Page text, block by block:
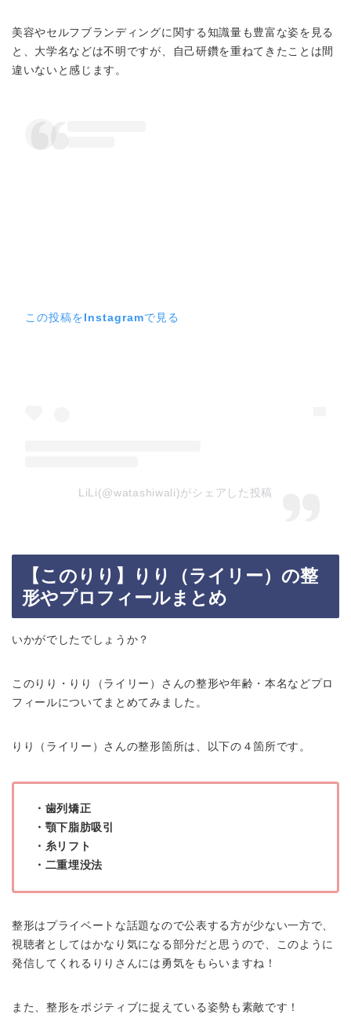
美容やセルフブランディングに関する知識量も豊富な姿を見る
と、大学名などは不明ですが、自己研鑽を重ねてきたことは間
違いないと感じます。
この投稿をInstagramで見る
LiLi(@watashiwali)がシェアした投稿
【このりり】りり（ライリー）の整
形やプロフィールまとめ
いかがでしたでしょうか？
このりり・りり（ライリー）さんの整形や年齢・本名などプロ
フィールについてまとめてみました。
りり（ライリー）さんの整形箇所は、以下の４箇所です。
・歯列矯正
・顎下脂肪吸引
・糸リフト
・二重埋没法
整形はプライベートな話題なので公表する方が少ない一方で、
視聴者としてはかなり気になる部分だと思うので、このように
発信してくれるりりさんには勇気をもらいますね！
また、整形をポジティブに捉えている姿勢も素敵です！